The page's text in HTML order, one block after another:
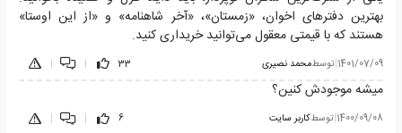
بهترین دفترهای اخوان، «زمستان»، «آخر شاهنامه» و «از این اوستا»
هستند که با قیمتی معقول می‌توانید خریداری کنید.
1401/07/09
|توسطمحمد نصیری 33
|
|
میشه موجودش کنین؟
1400/09/08
|توسطکاربر سایت 6
|
|